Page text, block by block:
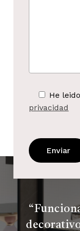
He
privacidad
“